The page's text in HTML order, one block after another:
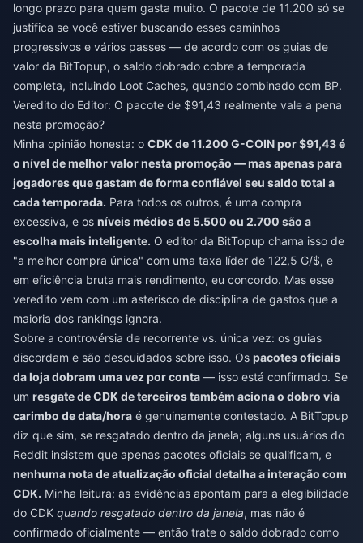
longo prazo para quem gasta muito. O pacote de 11.200 só se
justifica se você estiver buscando esses caminhos
progressivos e vários passes — de acordo com os guias de
valor da BitTopup, o saldo dobrado cobre a temporada
completa, incluindo Loot Caches, quando combinado com BP.
Veredito do Editor: O pacote de $91,43 realmente vale a pena
nesta promoção?
Minha opinião honesta: o CDK de 11.200 G-COIN por $91,43 é
o nível de melhor valor nesta promoção — mas apenas para
jogadores que gastam de forma confiável seu saldo total a
cada temporada. Para todos os outros, é uma compra
excessiva, e os níveis médios de 5.500 ou 2.700 são a
escolha mais inteligente. O editor da BitTopup chama isso de
"a melhor compra única" com uma taxa líder de 122,5 G/$, e
em eficiência bruta mais rendimento, eu concordo. Mas esse
veredito vem com um asterisco de disciplina de gastos que a
maioria dos rankings ignora.
Sobre a controvérsia de recorrente vs. única vez: os guias
discordam e são descuidados sobre isso. Os pacotes oficiais
da loja dobram uma vez por conta — isso está confirmado. Se
um resgate de CDK de terceiros também aciona o dobro via
carimbo de data/hora é genuinamente contestado. A BitTopup
diz que sim, se resgatado dentro da janela; alguns usuários do
Reddit insistem que apenas pacotes oficiais se qualificam, e
nenhuma nota de atualização oficial detalha a interação com
CDK. Minha leitura: as evidências apontam para a elegibilidade
do CDK quando resgatado dentro da janela, mas não é
confirmado oficialmente — então trate o saldo dobrado como